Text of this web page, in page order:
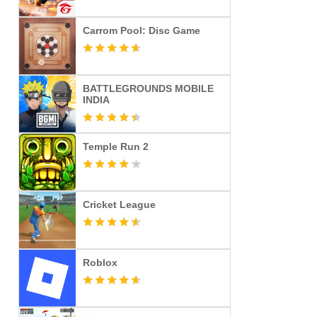
Carrom Pool: Disc Game
BATTLEGROUNDS MOBILE
INDIA
Temple Run 2
Cricket League
Roblox